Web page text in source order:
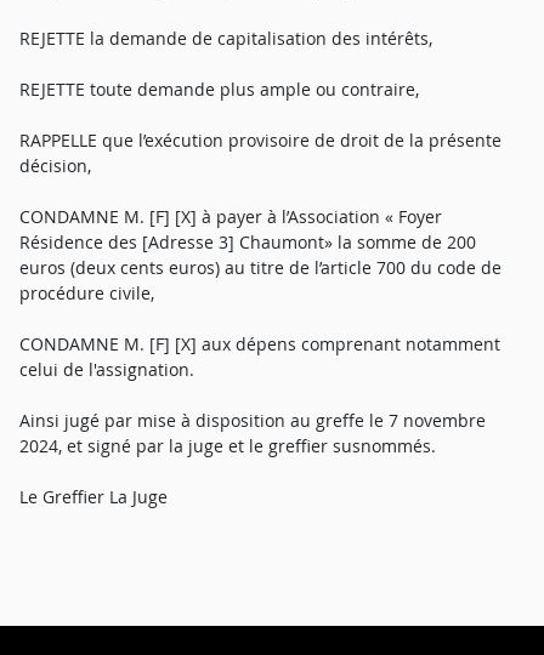
REJETTE la demande de capitalisation des intérêts,
REJETTE toute demande plus ample ou contraire,
RAPPELLE que l’exécution provisoire de droit de la présente
décision,
CONDAMNE M. [F] [X] à payer à l’Association « Foyer
Résidence des [Adresse 3] Chaumont» la somme de 200
euros (deux cents euros) au titre de l’article 700 du code de
procédure civile,
CONDAMNE M. [F] [X] aux dépens comprenant notamment
celui de l'assignation.
Ainsi jugé par mise à disposition au greffe le 7 novembre
2024, et signé par la juge et le greffier susnommés.
Le Greffier La Juge